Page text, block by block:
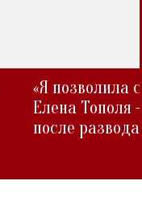
«Я позволила
Елена Тополя
после развода